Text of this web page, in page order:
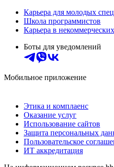
Карьера для молодых
Школа программистов
Карьера в
Боты для уведомлений
Мобильное приложение
Этика и комплаенс
Оказание услуг
Использование сайтов
Защита персональных
Пользовательское
ИТ аккредитация